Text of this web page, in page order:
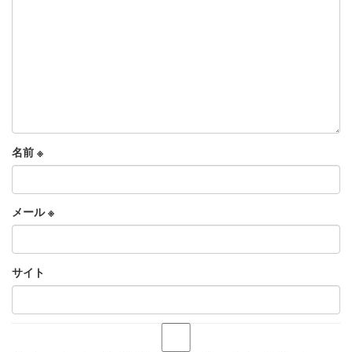
名前 ※
メール※
サイト